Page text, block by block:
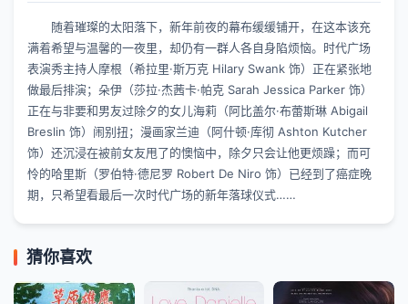
随着璀璨的太阳落下，新年前夜的幕布缓缓铺开，在这本该充
满着希望与温馨的一夜里，却仍有一群人各自身陷烦恼。时代广场
表演秀主持人摩根（希拉里·斯万克 Hilary Swank 饰）正在紧张地
做最后排演；朵伊（莎拉·杰茜卡·帕克 Sarah Jessica Parker 饰）
正在与非要和男友过除夕的女儿海莉（阿比盖尔·布蕾斯琳 Abigail
Breslin 饰）闹别扭；漫画家兰迪（阿什顿·库彻 Ashton Kutcher
饰）还沉浸在被前女友甩了的懊恼中，除夕只会让他更烦躁；而可
怜的哈里斯（罗伯特·德尼罗 Robert De Niro 饰）已经到了癌症晚
期，只希望看最后一次时代广场的新年落球仪式……
猜你喜欢